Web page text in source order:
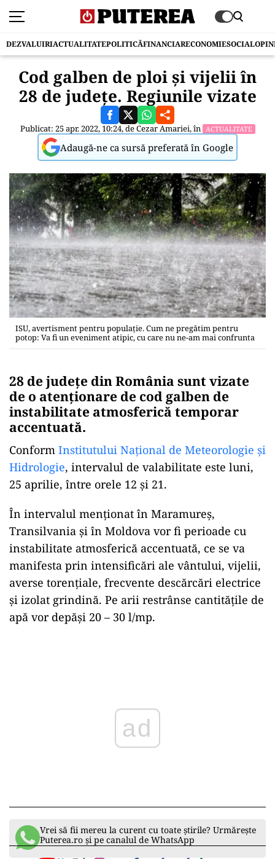
DEZVALUIRIACTUALITATEPOLITICĂFINANCIARECONOMIESOCIAL
Cod galben de ploi și vijelii în
28 de județe. Regiunile vizate
Publicat: 25 apr. 2022, 10:24, deCezar Amariei, în ACTUALITATE
Adaugă-ne ca sursă preferată în Google
ISU, avertisment pentru populație. Cum ne pregătim pentru
potop: Va fi un eveniment atipic, cu care nu ne-am mai confrunta
28 de județe din România sunt vizate
de o atenționare de cod galben de
instabilitate atmosferică temporar
accentuată.
Conform Institutului Național de Meteorologie și
Hidrologie, intervalul de valabilitate este luni,
25 aprilie, între orele 12 și 21.
În intervalul menționat în Maramureș,
Transilvania și în Moldova vor fi perioade cu
instabilitate atmosferică accentuată, ce se va
manifesta prin intensificări ale vântului, vijelii,
averse torențiale, frecvente descărcări electrice
și izolat grindină. Pe arii restrânse cantitățile de
apă vor depăși 20 – 30 l/mp.
Vrei să fii mereu la curent cu toate știrile? Urmărește
Puterea.ro și pe canalul de WhatsApp